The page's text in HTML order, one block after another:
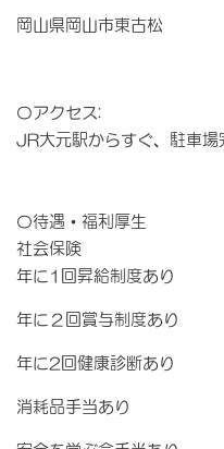
岡山県岡山市東古松
〇アクセス:
JR大元駅からすぐ、駐車場
〇待遇・福利厚生
社会保険
年に1回昇給制度あり
年に２回賞与制度あり
年に2回健康診断あり
消耗品手当あり